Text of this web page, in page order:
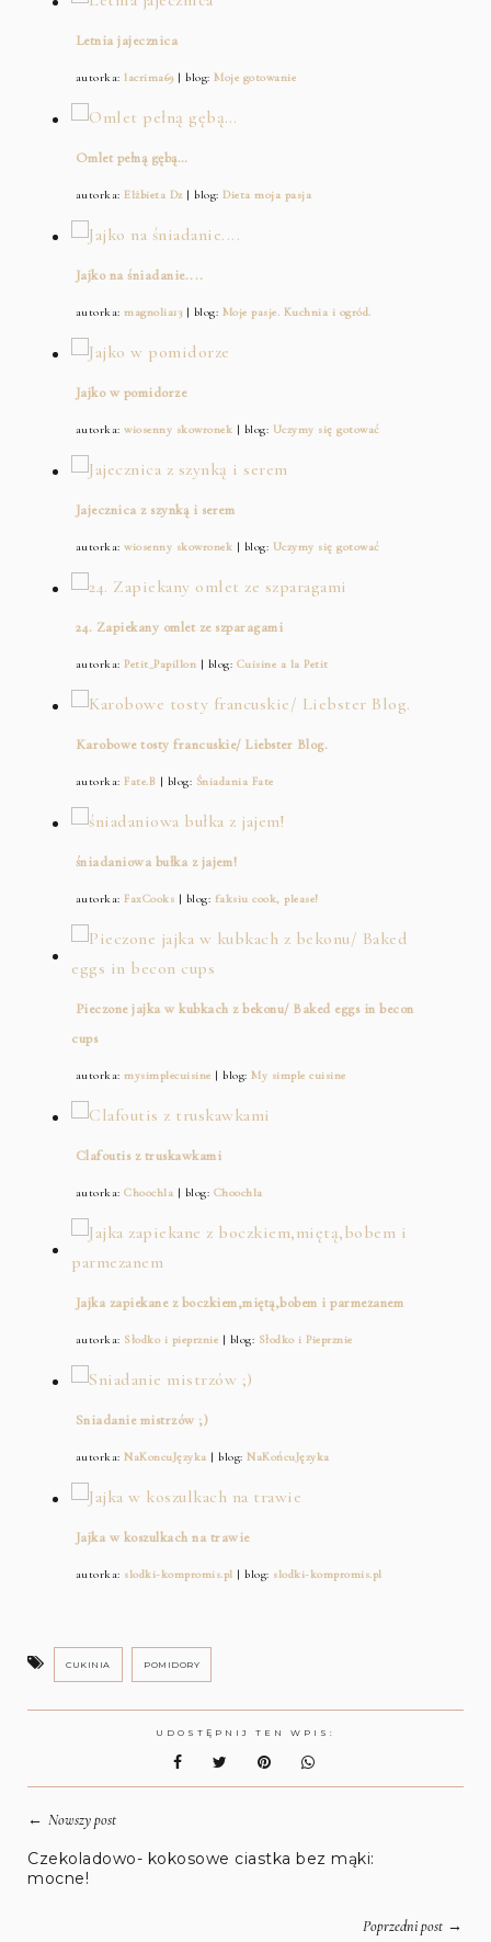
Letnia jajecznica
autorka:lacrima69| blog:Moje gotowanie
Omlet pełną gębą…
autorka:Elżbieta Dz| blog:Dieta moja pasja
Jajko na śniadanie....
autorka:magnolia13| blog: Moje pasje. Kuchnia i ogród.
Jajko w pomidorze
autorka:wiosenny skowronek | blog: Uczymy się gotować
Jajecznica z szynką i serem
autorka:wiosenny skowronek | blog: Uczymy się gotować
24. Zapiekany omlet ze szparagami
autorka:Petit_Papillon | blog: Cuisine a la Petit
Karobowe tosty francuskie/ Liebster Blog.
autorka:Fate.B | blog: Śniadania Fate
śniadaniowa bułka z jajem!
autorka:FaxCooks | blog: faksiu cook, please!
Pieczone jajka w kubkach z bekonu/ Baked eggs in becon
cups
autorka:mysimplecuisine | blog:My simple cuisine
Clafoutis z truskawkami
autorka:Choochla | blog: Choochla
Jajka zapiekane z boczkiem,miętą,bobem i parmezanem
autorka: Słodko i pieprznie | blog: Słodko i Pieprznie
Sniadanie mistrzów ;)
autorka:NaKoncuJęzyka | blog:NaKońcuJęzyka
Jajka w koszulkach na trawie
autorka: slodki-kompromis.pl | blog: slodki-kompromis.pl
CUKINIA POMIDORY
UDOSTĘPNIJ TEN WPIS:
←Nowszy post
Czekoladowo- kokosowe ciastka bez mąki:
mocne!
Poprzedni post→